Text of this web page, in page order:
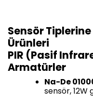
Sensör
Ürünleri
PIR (Pasif
Armatürler
Na-De
sensör, 12W